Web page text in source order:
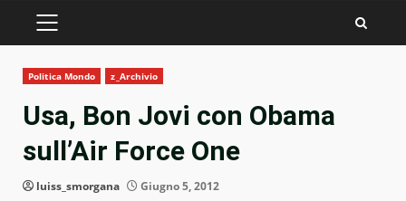
PRIMARY
Politica Mondo z_Archivio
Usa, Bon Jovi con Obama
sull’Air Force One
luiss_smorgana Giugno 5, 2012